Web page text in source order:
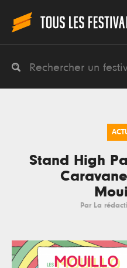
Stand High
Par La